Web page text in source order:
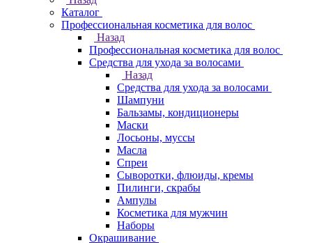
Каталог
Профессиональная косметика для волос
Назад
Профессиональная косметика для волос
Средства для ухода за волосами
Назад
Средства для ухода за волосами
Шампуни
Бальзамы, кондиционеры
Маски
Лосьоны, муссы
Масла
Спреи
Сыворотки, флюиды, кремы
Пилинги, скрабы
Ампулы
Косметика для мужчин
Наборы
Окрашивание